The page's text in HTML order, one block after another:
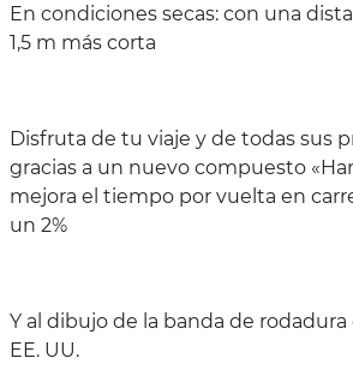
En condiciones secas: con una
1,5 m más corta
Disfruta de tu viaje y de todas sus
gracias a un nuevo compuesto
mejora el tiempo por vuelta en
un 2%
Y al dibujo de la banda de
EE. UU.